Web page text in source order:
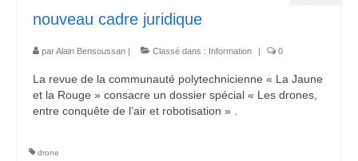
nouveau cadre juridique
parAlain Bensoussan | Classé dans : Information | 0
La revue de la communauté polytechnicienne « La Jaune
et la Rouge » consacre un dossier spécial « Les drones,
entre conquête de l’air et robotisation » .
drone